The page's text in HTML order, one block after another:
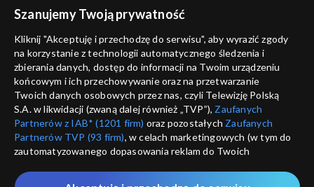
ANULUJ
informacje o dostawcy usług
Szanujemy Twoją prywatność
Kliknij "Akceptuję i przechodzę do serwisu", aby wyrazić zgody
na korzystanie z technologii automatycznego śledzenia i
zbierania danych, dostęp do informacji na Twoim urządzeniu
końcowym i ich przechowywanie oraz na przetwarzanie
Twoich danych osobowych przez nas, czyli Telewizję Polską
S.A. w likwidacji (zwaną dalej również „TVP”), Zaufanych
Partnerów z IAB* (1201 firm) oraz pozostałych Zaufanych
Partnerów TVP (93 firm), w celach marketingowych (w tym do
zautomatyzowanego dopasowania reklam do Twoich
które wskazujemy poniżej, a także zgody na udostępnianie